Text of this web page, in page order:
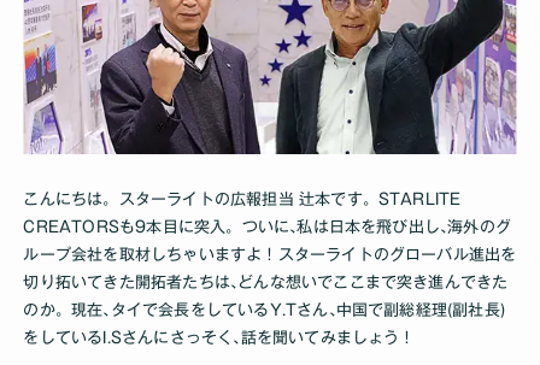
こんにちは。スターライトの広報担当 辻本です。STARLITE
CREATORSも9本目に突入。ついに､私は日本を飛び出し､海外のグ
ループ会社を取材しちゃいますよ！スターライトのグローバル進出を
切り拓いてきた開拓者たちは､どんな想いでここまで突き進んできた
のか。現在､タイで会長をしているY.Tさん､中国で副総経理(副社長)
をしているI.Sさんにさっそく､話を聞いてみましょう！